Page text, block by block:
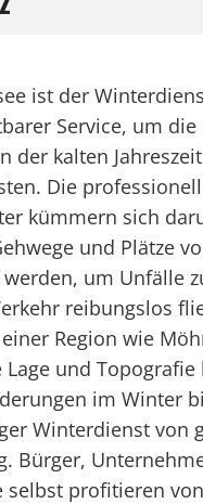
ist der
Service, um
der kalten
Die
kümmern sich
und Plätze
um Unfälle
reibungslos
Region wie
und Topografie
im Winter
Winterdienst von
Bürger,
selbst profitieren